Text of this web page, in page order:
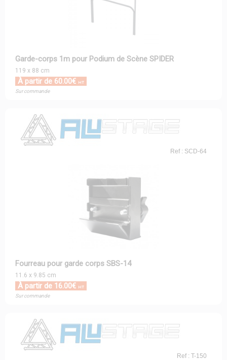
Garde-corps 1m pour Podium de Scène SPIDER
119 x 88 cm
À partir de 60.00€ HT
Sur commande
Ref : SCD-64
Fourreau pour garde corps SBS-14
11.6 x 9.85 cm
À partir de 16.00€ HT
Sur commande
Ref : T-150